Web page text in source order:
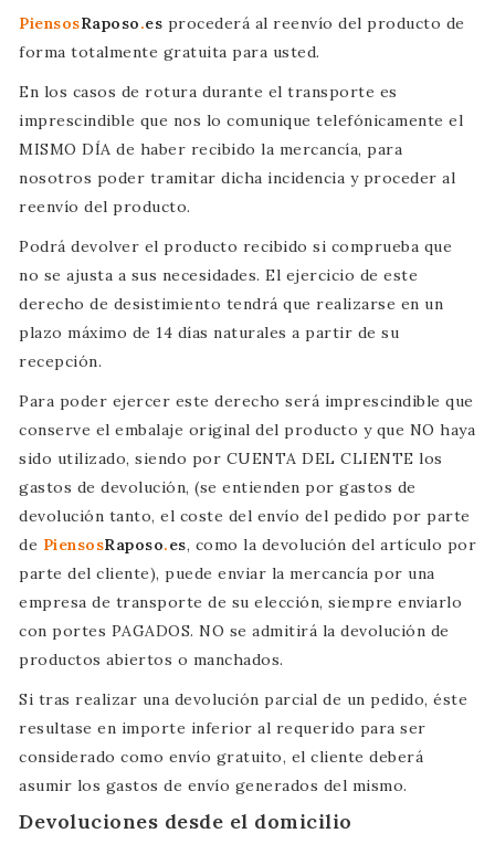
PiensosRaposo.es procederá al reenvío del producto de
forma totalmente gratuita para usted.
En los casos de rotura durante el transporte es
imprescindible que nos lo comunique telefónicamente el
MISMO DÍA de haber recibido la mercancía, para
nosotros poder tramitar dicha incidencia y proceder al
reenvío del producto.
Podrá devolver el producto recibido si comprueba que
no se ajusta a sus necesidades. El ejercicio de este
derecho de desistimiento tendrá que realizarse en un
plazo máximo de 14 días naturales a partir de su
recepción.
Para poder ejercer este derecho será imprescindible que
conserve el embalaje original del producto y que NO haya
sido utilizado, siendo por CUENTA DEL CLIENTE los
gastos de devolución, (se entienden por gastos de
devolución tanto, el coste del envío del pedido por parte
de PiensosRaposo.es, como la devolución del artículo por
parte del cliente), puede enviar la mercancía por una
empresa de transporte de su elección, siempre enviarlo
con portes PAGADOS. NO se admitirá la devolución de
productos abiertos o manchados.
Si tras realizar una devolución parcial de un pedido, éste
resultase en importe inferior al requerido para ser
considerado como envío gratuito, el cliente deberá
asumir los gastos de envío generados del mismo.
Devoluciones desde el domicilio